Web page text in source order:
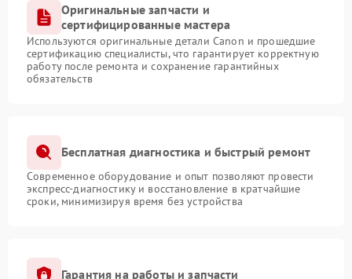
Оригинальные запчасти и
сертифицированные мастера
Используются оригинальные детали Canon и прошедшие
сертификацию специалисты, что гарантирует корректную
работу после ремонта и сохранение гарантийных
обязательств
Бесплатная диагностика и быстрый ремонт
Современное оборудование и опыт позволяют провести
экспресс-диагностику и восстановление в кратчайшие
сроки, минимизируя время без устройства
Гарантия на работы и запчасти